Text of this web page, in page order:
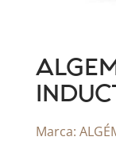
Marca: